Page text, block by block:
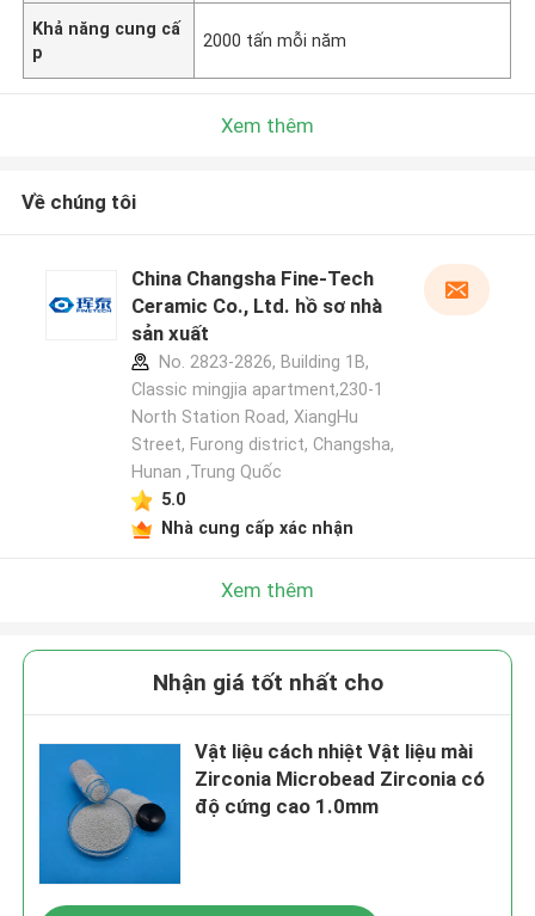
Khả năng cung cấ
p
2000 tấn mỗi năm
Xem thêm
Về chúng tôi
China Changsha Fine-Tech
Ceramic Co., Ltd. hồ sơ nhà
sản xuất
No. 2823-2826, Building 1B,
Classic mingjia apartment,230-1
North Station Road, XiangHu
Street, Furong district, Changsha,
Hunan ,Trung Quốc
5.0
Nhà cung cấp xác nhận
Xem thêm
Nhận giá tốt nhất cho
Vật liệu cách nhiệt Vật liệu mài
Zirconia Microbead Zirconia có
độ cứng cao 1.0mm